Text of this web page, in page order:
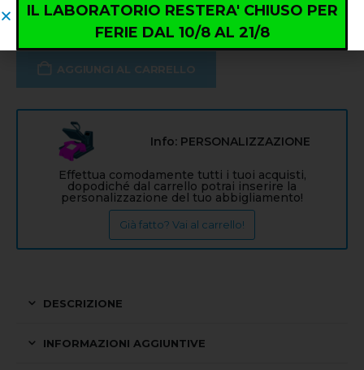
AGGIUNGI AL CARRELLO
Info: PERSONALIZZAZIONE
Effettua comodamente tutti i tuoi acquisti,
dopodiché dal carrello potrai inserire la
personalizzazione del tuo abbigliamento!
Già fatto? Vai al carrello!
DESCRIZIONE
INFORMAZIONI AGGIUNTIVE
IL LABORATORIO RESTERA' CHIUSO PER
FERIE DAL 10/8 AL 21/8